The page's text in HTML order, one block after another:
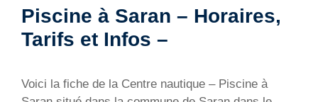
Piscine à Saran – Horaires,
Tarifs et Infos –
Voici la fiche de la Centre nautique – Piscine à